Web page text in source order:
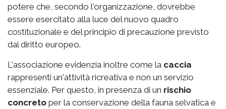
potere che, secondo l'organizzazione, dovrebbe
essere esercitato alla luce del nuovo quadro
costituzionale e del principio di precauzione previsto
dal diritto europeo.
L'associazione evidenzia inoltre come la caccia
rappresenti un'attività ricreativa e non un servizio
essenziale. Per questo, in presenza di un rischio
concreto per la conservazione della fauna selvatica e